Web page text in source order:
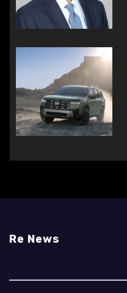
Re News